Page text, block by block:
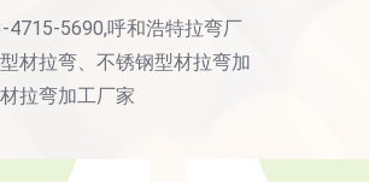
5690,呼和浩特拉弯厂
材拉弯、不锈钢型材拉弯加
拉弯加工厂家